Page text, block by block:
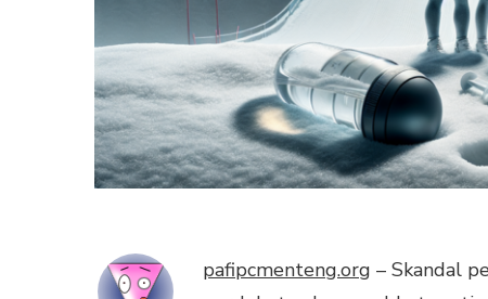
pafipcmenteng.org – Skandal